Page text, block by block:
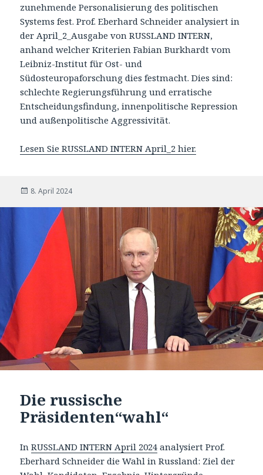
zunehmende Personalisierung des politischen
Systems fest. Prof. Eberhard Schneider analysiert in
der April_2_Ausgabe von RUSSLAND INTERN,
anhand welcher Kriterien Fabian Burkhardt vom
Leibniz-Institut für Ost- und
Südosteuropaforschung dies festmacht. Dies sind:
schlechte Regierungsführung und erratische
Entscheidungsfindung, innenpolitische Repression
und außenpolitische Aggressivität.
Lesen Sie RUSSLAND INTERN April_2 hier.
Veröffentlicht
8. April 2024
Die russische
Präsidenten“wahl“
InRUSSLAND INTERN April 2024 analysiert Prof.
Eberhard Schneider die Wahl in Russland: Ziel der